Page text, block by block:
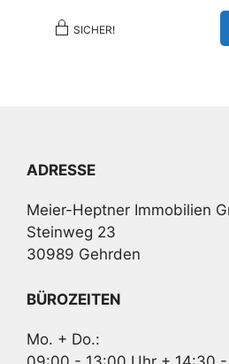
SICHER!
ADRESSE
Meier-Heptner Immobilien
Steinweg 23
30989 Gehrden
BÜROZEITEN
Mo. + Do.: